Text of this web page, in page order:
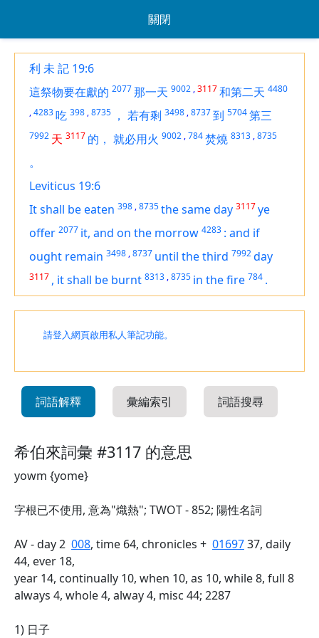
關閉
利 未 記 19:6
這祭物要在獻的 2077那一天 9002 ,3117和第二天 4480
,4283吃 398 ,8735 ， 若有剩 3498 ,8737到 5704第三
7992 天 3117 的， 就必用火 9002 ,784焚燒 8313 ,8735
。
Leviticus 19:6
It shall be eaten 398 ,8735the same day 3117ye
offer 2077 it, and on the morrow 4283 : and if
ought remain 3498 ,8737 until the third 7992day
3117 , it shall be burnt 8313 ,8735 in the fire 784 .
請登入網頁啟用私人筆記功能。
詞語解釋 彙編索引 詞語搜尋
希伯來詞彙 #3117 的意思
yowm {yome}
字根已不使用, 意為"熾熱"; TWOT - 852; 陽性名詞
AV - day 2 008, time 64, chronicles + 0169737, daily
44, ever 18,
year 14, continually 10, when 10, as 10, while 8, full 8
always 4, whole 4, alway 4, misc 44; 2287
1) 日子